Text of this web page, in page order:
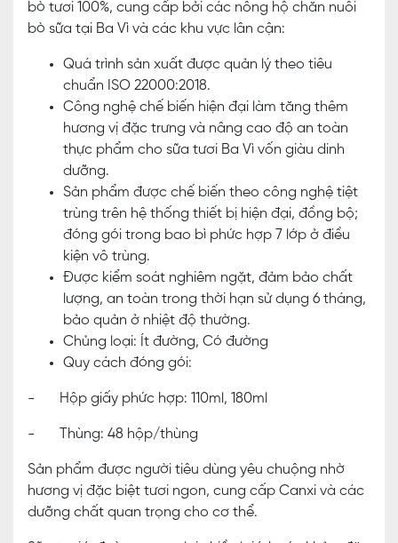
bò tươi 100%, cung cấp bởi các nông hộ chăn nuôi
bò sữa tại Ba Vì và các khu vực lân cận:
Quá trình sản xuất được quản lý theo tiêu
chuẩn ISO 22000:2018.
Công nghệ chế biến hiện đại làm tăng thêm
hương vị đặc trưng và nâng cao độ an toàn
thực phẩm cho sữa tươi Ba Vì vốn giàu dinh
dưỡng.
Sản phẩm được chế biến theo công nghệ tiệt
trùng trên hệ thống thiết bị hiện đại, đồng bộ;
đóng gói trong bao bì phức hợp 7 lớp ở điều
kiện vô trùng.
Được kiểm soát nghiêm ngặt, đảm bảo chất
lượng, an toàn trong thời hạn sử dụng 6 tháng,
bảo quản ở nhiệt độ thường.
Chủng loại: Ít đường, Có đường
Quy cách đóng gói:
- Hộp giấy phức hợp: 110ml, 180ml
- Thùng: 48 hộp/thùng
Sản phẩm được người tiêu dùng yêu chuộng nhờ
hương vị đặc biệt tươi ngon, cung cấp Canxi và các
dưỡng chất quan trọng cho cơ thể.